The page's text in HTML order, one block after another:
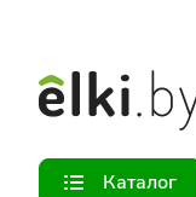
Каталог